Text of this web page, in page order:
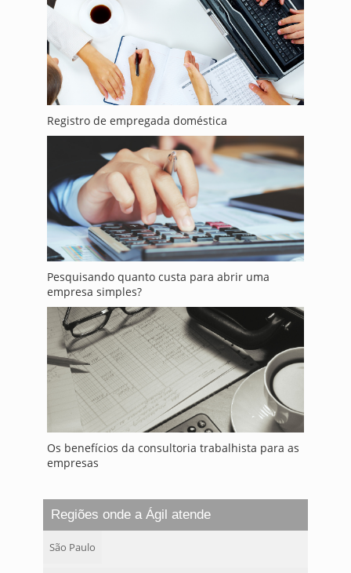
Registro de empregada doméstica
Pesquisando quanto custa para abrir uma
empresa simples?
Os benefícios da consultoria trabalhista para as
empresas
Regiões onde a Ágil atende
São Paulo